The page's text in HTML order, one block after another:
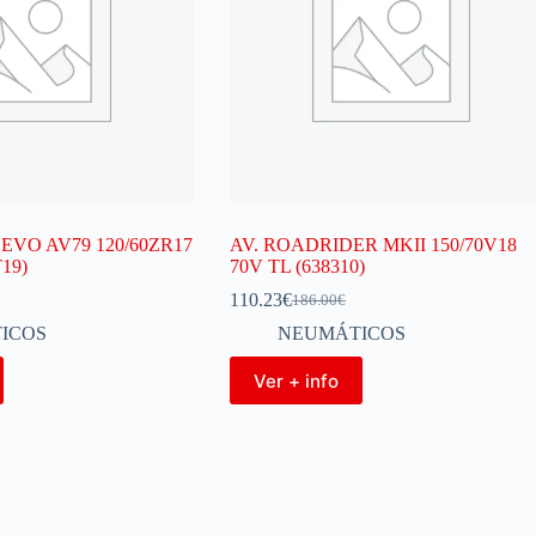
AV79 120/60ZR17
AV. ROADRIDER MKII 150/70V18
70V TL (638310)
186.00€
110.23€
NEUMÁTICOS
Ver + info